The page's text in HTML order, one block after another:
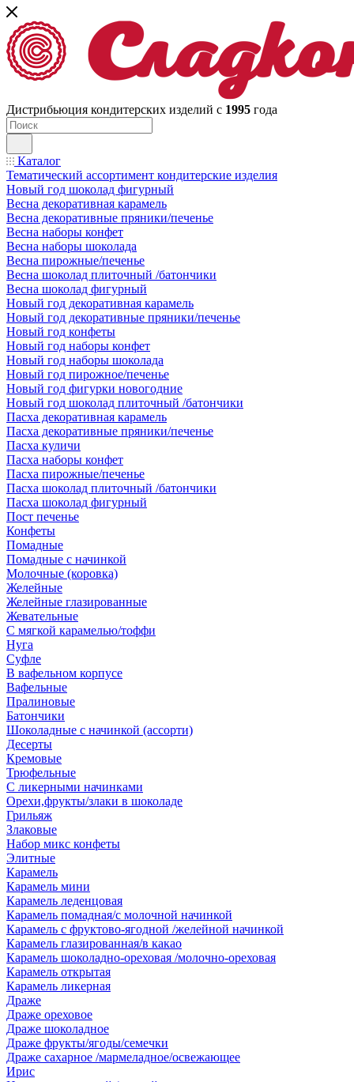
Дистрибьюция кондитерских изделий с 1995 года
Каталог
Тематический ассортимент кондитерские изделия
Новый год шоколад фигурный
Весна декоративная карамель
Весна декоративные пряники/печенье
Весна наборы конфет
Весна наборы шоколада
Весна пирожные/печенье
Весна шоколад плиточный /батончики
Весна шоколад фигурный
Новый год декоративная карамель
Новый год декоративные пряники/печенье
Новый год конфеты
Новый год наборы конфет
Новый год наборы шоколада
Новый год пирожное/печенье
Новый год фигурки новогодние
Новый год шоколад плиточный /батончики
Пасха декоративная карамель
Пасха декоративные пряники/печенье
Пасха куличи
Пасха наборы конфет
Пасха пирожные/печенье
Пасха шоколад плиточный /батончики
Пасха шоколад фигурный
Пост печенье
Конфеты
Помадные
Помадные с начинкой
Молочные (коровка)
Желейные
Желейные глазированные
Жевательные
С мягкой карамелью/тоффи
Нуга
Суфле
В вафельном корпусе
Вафельные
Пралиновые
Батончики
Шоколадные с начинкой (ассорти)
Десерты
Кремовые
Трюфельные
С ликерными начинками
Орехи,фрукты/злаки в шоколаде
Грильяж
Злаковые
Набор микс конфеты
Элитные
Карамель
Карамель мини
Карамель леденцовая
Карамель помадная/с молочной начинкой
Карамель с фруктово-ягодной /желейной начинкой
Карамель глазированная/в какао
Карамель шоколадно-ореховая /молочно-ореховая
Карамель открытая
Карамель ликерная
Драже
Драже ореховое
Драже шоколадное
Драже фрукты/ягоды/семечки
Драже сахарное /мармеладное/освежающее
Ирис